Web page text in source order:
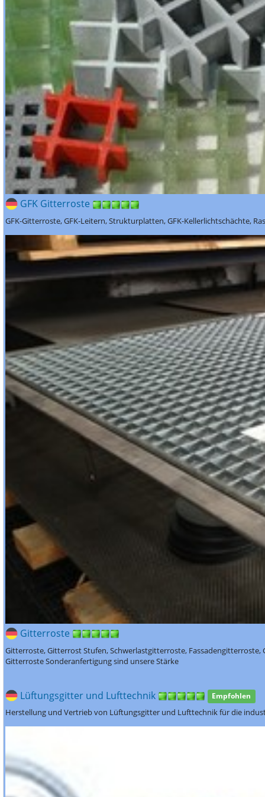
GFK Gitterroste
GFK-Gitterroste, GFK-Leitern, Strukturplatten, GFK-Kellerlichtschächte,
Gitterroste
Gitterroste, Gitterrost Stufen, Schwerlastgitterroste,
Gitterroste Sonderanfertigung sind unsere Stärke
Lüftungsgitter und Lufttechnik Empfohlen
Herstellung und Vertrieb von Lüftungsgitter und Lufttechnik für die